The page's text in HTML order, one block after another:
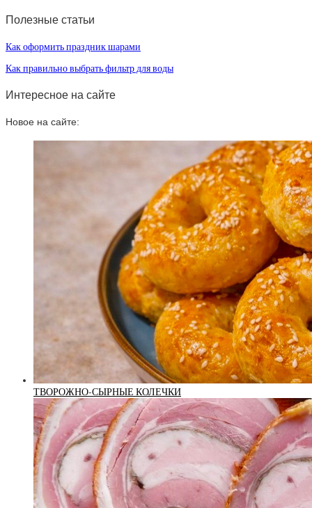
Полезные статьи
Как оформить праздник шарами
Как правильно выбрать фильтр для воды
Интересное на сайте
Новое на сайте:
ТВОРОЖНО-СЫРНЫЕ КОЛЕЧКИ